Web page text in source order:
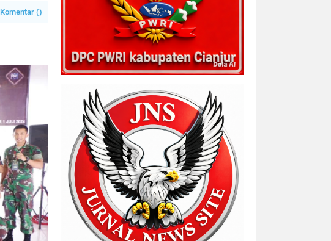
Komentar ()